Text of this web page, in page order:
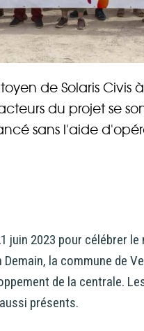
de Solaris Civis
du projet se
sans l'aide
juin 2023 pour célébrer le
la commune de
de la centrale.
présents.
CoopHub
développée par